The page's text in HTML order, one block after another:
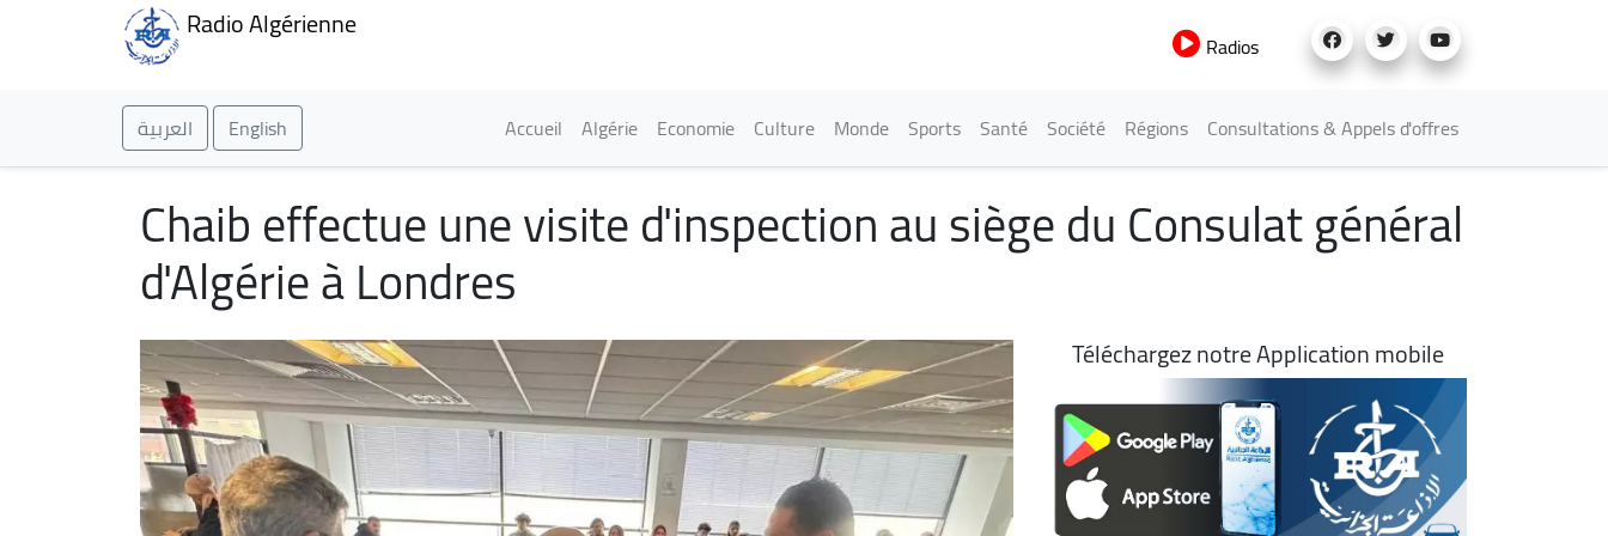
Radio Algérienne
Radios
العربية English Main navigation
Accueil Algérie Economie Culture Monde Sports Santé Société Régions Consultations & Appels d'offres
Chaib effectue une visite d'inspection au siège du Consulat général
d'Algérie à Londres
Téléchargez notre Application mobile